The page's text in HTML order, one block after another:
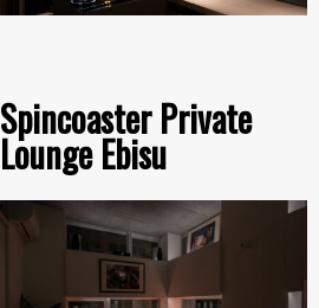
Spincoaster Private
Lounge Ebisu